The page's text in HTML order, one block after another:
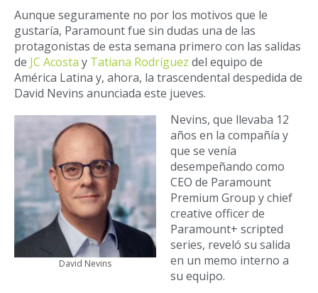
Aunque seguramente no por los motivos que le
gustaría, Paramount fue sin dudas una de las
protagonistas de esta semana primero con las salidas
de JC Acosta y Tatiana Rodríguez del equipo de
América Latina y, ahora, la trascendental despedida de
David Nevins anunciada este jueves.
David Nevins
Nevins, que llevaba 12
años en la compañía y
que se venía
desempeñando como
CEO de Paramount
Premium Group y chief
creative officer de
Paramount+ scripted
series, reveló su salida
en un memo interno a
su equipo.